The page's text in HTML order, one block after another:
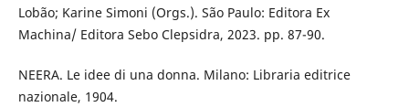
Lobão; Karine Simoni (Orgs.). São Paulo: Editora Ex
Machina/ Editora Sebo Clepsidra, 2023. pp. 87-90.
NEERA. Le idee di una donna. Milano: Libraria editrice
nazionale, 1904.